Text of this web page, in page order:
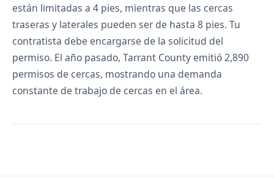
están limitadas a 4 pies, mientras que las cercas
traseras y laterales pueden ser de hasta 8 pies. Tu
contratista debe encargarse de la solicitud del
permiso. El año pasado, Tarrant County emitió 2,890
permisos de cercas, mostrando una demanda
constante de trabajo de cercas en el área.